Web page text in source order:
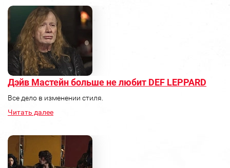
Дэйв Мастейн больше не любит DEF LEPPARD
Все дело в изменении стиля.
Читать далее